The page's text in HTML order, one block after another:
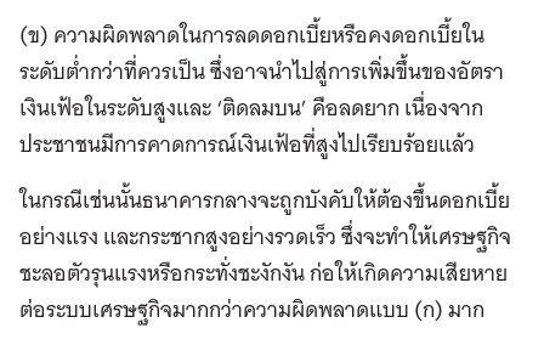
(ข) ความผิดพลาดในการลดดอกเบี้ยหรือคงดอกเบี้ยใน
ระดับต่ำกว่าที่ควรเป็น ซึ่งอาจนำไปสู่การเพิ่มขึ้นของอัตรา
เงินเฟ้อในระดับสูงและ ‘ติดลมบน’ คือลดยาก เนื่องจาก
ประชาชนมีการคาดการณ์เงินเฟ้อที่สูงไปเรียบร้อยแล้ว
ในกรณีเช่นนั้นธนาคารกลางจะถูกบังคับให้ต้องขึ้นดอกเบี้ย
อย่างแรง และกระชากสูงอย่างรวดเร็ว ซึ่งจะทำให้เศรษฐกิจ
ชะลอตัวรุนแรงหรือกระทั่งชะงักงัน ก่อให้เกิดความเสียหาย
ต่อระบบเศรษฐกิจมากกว่าความผิดพลาดแบบ (ก) มาก